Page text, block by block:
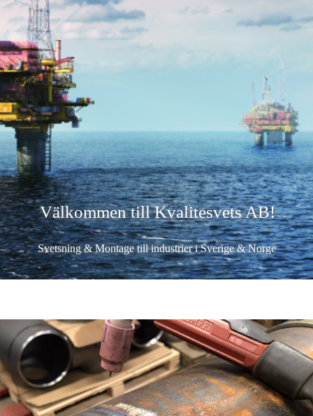
Välkommen till Kvalitesvets AB!
Svetsning & Montage till industrier i Sverige & Norge